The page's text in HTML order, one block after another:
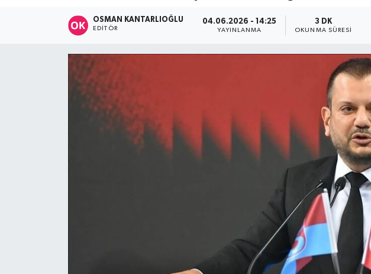
OSMAN KANTARLIOĞLU
EDITÖR
04.06.2026 - 14:25
YAYINLANMA
3 DK
OKUNMA SÜRESI